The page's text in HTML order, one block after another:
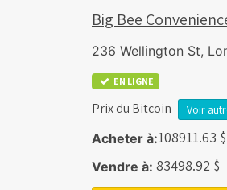
Big Bee
236 Wellington St,
EN LIGNE
Prix du Bitcoin Voir
Acheter à:108911.63 $
Vendre à: 83498.92 $